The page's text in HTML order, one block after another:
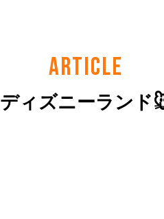
ARTICLE
ディズニーランド